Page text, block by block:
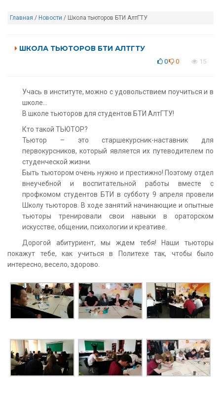
Главная / Новости / Школа тьюторов БТИ АлтГТУ
ШКОЛА ТЬЮТОРОВ БТИ АЛТГТУ
0 0 15
Учась в институте, можно с удовольствием поучиться и в
школе…
В школе тьюторов для студентов БТИ АлтГТУ!
Кто такой ТЬЮТОР?
Тьютор – это старшекурсник-наставник для
первокурсников, который является их путеводителем по
студенческой жизни.
Быть тьютором очень нужно и престижно! Поэтому отдел
внеучебной и воспитательной работы вместе с
профкомом студентов БТИ в субботу 9 апреля провели
Школу тьюторов. В ходе занятий начинающие и опытные
тьюторы тренировали свои навыки в ораторском
искусстве, общении, психологии и креативе.
Дорогой абитуриент, мы ждем тебя! Наши тьюторы
покажут тебе, как учиться в Политехе так, чтобы было
интересно, весело, здорово.